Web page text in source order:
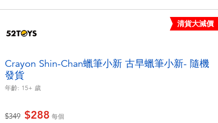
毛毛公仔玩具
夏日
清貨大減價
Crayon Shin-Chan蠟筆小新 古早蠟筆小新- 隨機
發貨
年齡: 15+ 歲
價格從
$349至$288 每個